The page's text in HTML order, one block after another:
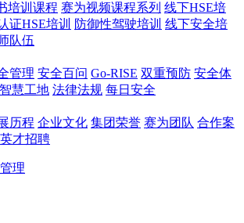
培训课程 赛为视频课程系列 线下HSE培
证HSE培训 防御性驾驶培训 线下安全培
队伍
管理 安全百问 Go-RISE 双重预防 安全体
智慧工地 法律法规 每日安全
历程 企业文化 集团荣誉 赛为团队 合作案
英才招聘
理